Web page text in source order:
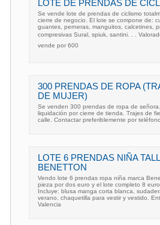
LOTE DE PRENDAS DE
Se vende lote de prendas de ciclismo
cierre de negocio. El lote se compone de:
guantes, perneras, manguitos, calcetines,
compresivas Sural, spiuk, santini. . .
vende por 600 
300 PRENDAS DE ROPA
DE MUJER)
Se venden 300 prendas de ropa de
liquidación por cierre de tienda. Trajes de
calle. Contactar preferiblemente por
LOTE 6 PRENDAS NIÑA
BENETTON
Vendo lote 6 prendas ropa niña marca
pieza por dos euro y el lote completo 8
Incluye: blusa manga corta blanca,
verano, chaquetilla para vestir y vestido.
Valencia